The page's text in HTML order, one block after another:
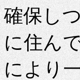
確保し
に住ん
により